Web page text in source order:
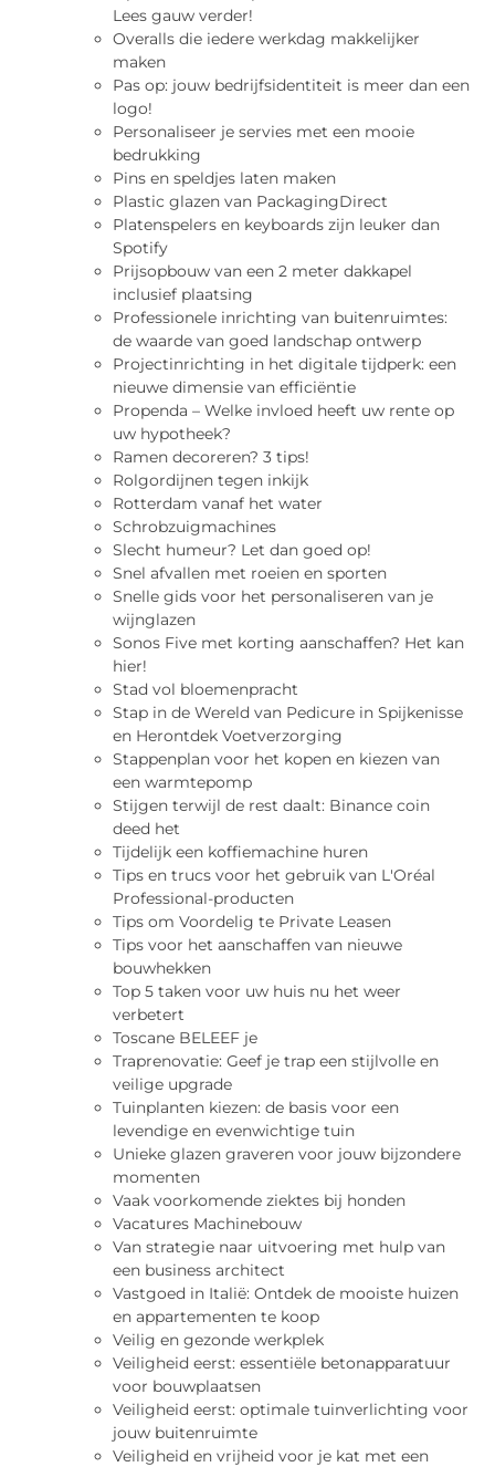
Lees gauw verder!
Overalls die iedere werkdag makkelijker
maken
Pas op: jouw bedrijfsidentiteit is meer dan een
logo!
Personaliseer je servies met een mooie
bedrukking
Pins en speldjes laten maken
Plastic glazen van PackagingDirect
Platenspelers en keyboards zijn leuker dan
Spotify
Prijsopbouw van een 2 meter dakkapel
inclusief plaatsing
Professionele inrichting van buitenruimtes:
de waarde van goed landschap ontwerp
Projectinrichting in het digitale tijdperk: een
nieuwe dimensie van efficiëntie
Propenda – Welke invloed heeft uw rente op
uw hypotheek?
Ramen decoreren? 3 tips!
Rolgordijnen tegen inkijk
Rotterdam vanaf het water
Schrobzuigmachines
Slecht humeur? Let dan goed op!
Snel afvallen met roeien en sporten
Snelle gids voor het personaliseren van je
wijnglazen
Sonos Five met korting aanschaffen? Het kan
hier!
Stad vol bloemenpracht
Stap in de Wereld van Pedicure in Spijkenisse
en Herontdek Voetverzorging
Stappenplan voor het kopen en kiezen van
een warmtepomp
Stijgen terwijl de rest daalt: Binance coin
deed het
Tijdelijk een koffiemachine huren
Tips en trucs voor het gebruik van L'Oréal
Professional-producten
Tips om Voordelig te Private Leasen
Tips voor het aanschaffen van nieuwe
bouwhekken
Top 5 taken voor uw huis nu het weer
verbetert
Toscane BELEEF je
Traprenovatie: Geef je trap een stijlvolle en
veilige upgrade
Tuinplanten kiezen: de basis voor een
levendige en evenwichtige tuin
Unieke glazen graveren voor jouw bijzondere
momenten
Vaak voorkomende ziektes bij honden
Vacatures Machinebouw
Van strategie naar uitvoering met hulp van
een business architect
Vastgoed in Italië: Ontdek de mooiste huizen
en appartementen te koop
Veilig en gezonde werkplek
Veiligheid eerst: essentiële betonapparatuur
voor bouwplaatsen
Veiligheid eerst: optimale tuinverlichting voor
jouw buitenruimte
Veiligheid en vrijheid voor je kat met een